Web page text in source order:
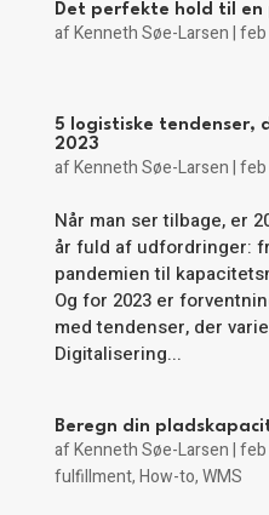
Det perfekte hold til
afKenneth Søe-Larsen|feb
5 logistiske tendenser,
2023
afKenneth Søe-Larsen|feb
Når man ser tilbage, er
år fuld af udfordringer:
pandemien til
Og for 2023 er
med tendenser, der
Digitalisering...
Beregn din
afKenneth Søe-Larsen|feb
fulfillment,How-to,WMS